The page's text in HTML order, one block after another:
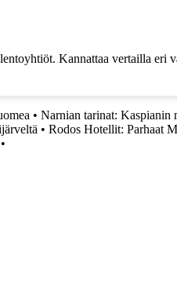
Kannattaa vertailla eri
• Narnian tarinat: Kaspianin
• Rodos Hotellit: Parhaat
•